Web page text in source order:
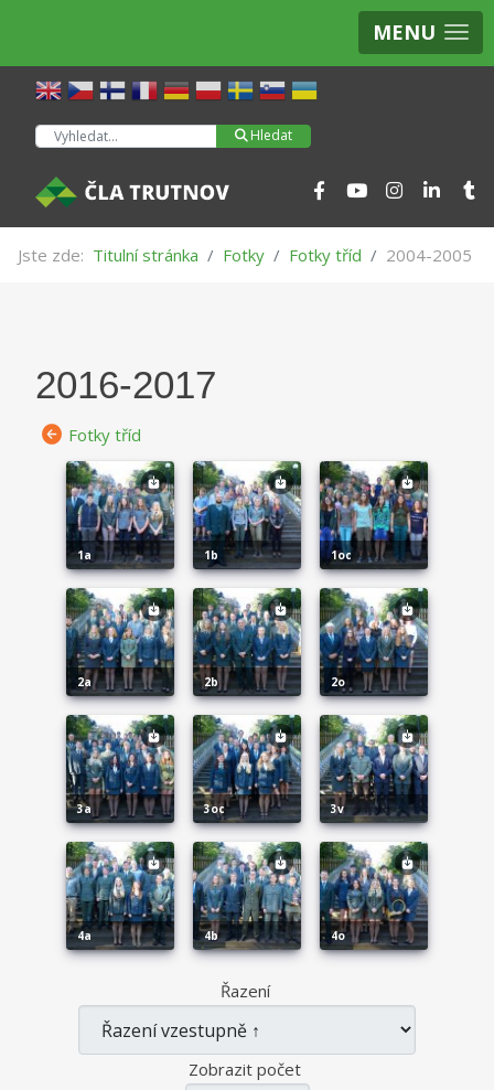
MENU
Hledat Hledat
Jste zde: Titulní stránka Fotky Fotky tříd 2004-2005
2016-2017
Fotky tříd
1a 1b 1oc
2a 2b 2o
3a 3oc 3v
4a 4b 4o
Řazení
Zobrazit počet